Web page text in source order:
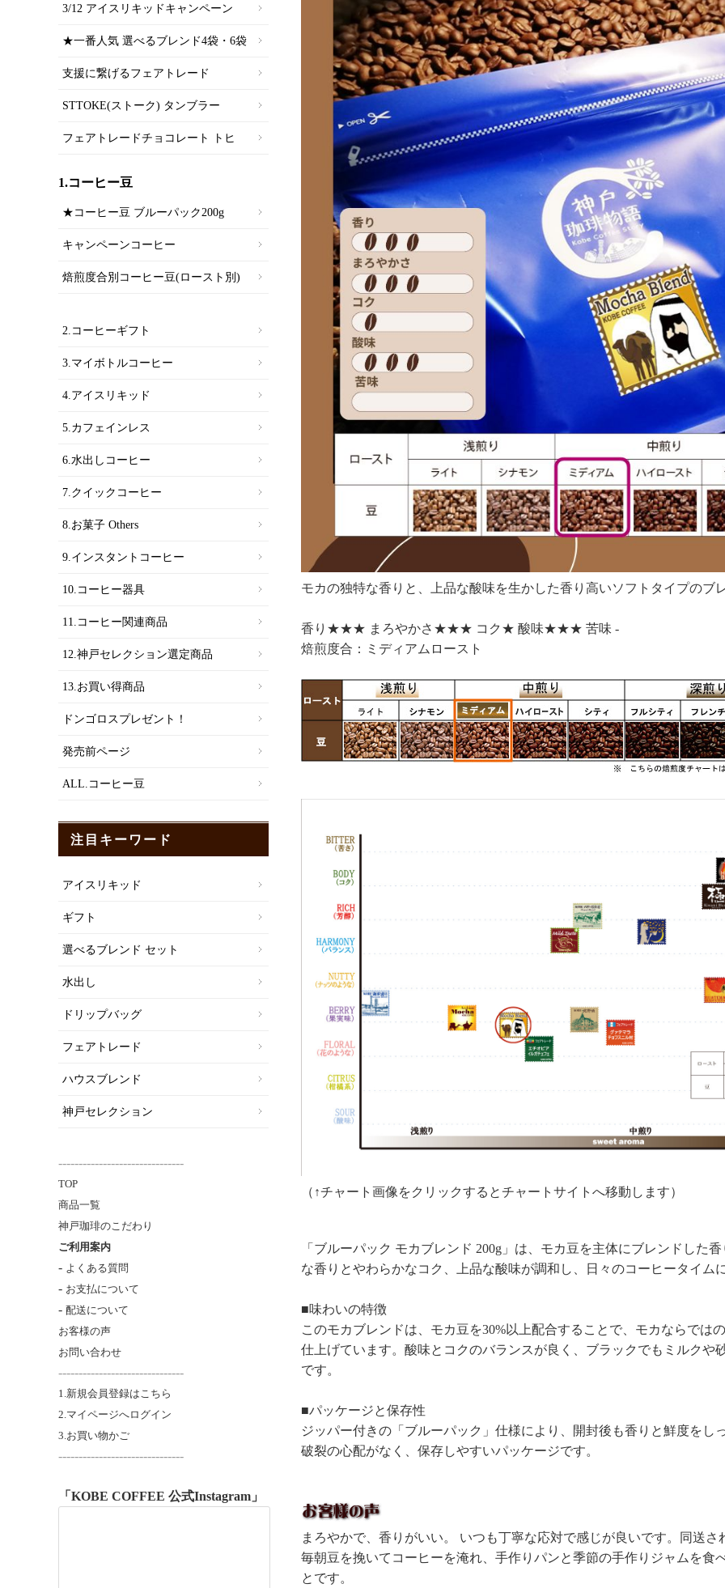
モカの独特な香りと、上品な酸味を生かした香り高いソフトタイプのブ
香り★★★ まろやかさ★★★ コク★ 酸味★★★ 苦味 -
焙煎度合：ミディアムロースト
（↑チャート画像をクリックするとチャートサイトへ移動します）
「ブルーパック モカブレンド 200g」は、モカ豆を主体にブレンドした
な香りとやわらかなコク、上品な酸味が調和し、日々のコーヒータイム
■味わいの特徴
このモカブレンドは、モカ豆を30%以上配合することで、モカならでは
仕上げています。酸味とコクのバランスが良く、ブラックでもミルクや
です。
■パッケージと保存性
ジッパー付きの「ブルーパック」仕様により、開封後も香りと鮮度を
破裂の心配がなく、保存しやすいパッケージです。
まろやかで、香りがいい。 いつも丁寧な応対で感じが良いです。同送
毎朝豆を挽いてコーヒーを淹れ、手作りパンと季節の手作りジャムを食
とです。
3/12 アイスリキッドキャンペーン
★一番人気 選べるブレンド4袋・6袋
支援に繋げるフェアトレード
STTOKE(ストーク) タンブラー
フェアトレードチョコレート トヒ
1.コーヒー豆
★コーヒー豆 ブルーパック200g
キャンペーンコーヒー
焙煎度合別コーヒー豆(ロースト別)
2.コーヒーギフト
3.マイボトルコーヒー
4.アイスリキッド
5.カフェインレス
6.水出しコーヒー
7.クイックコーヒー
8.お菓子 Others
9.インスタントコーヒー
10.コーヒー器具
11.コーヒー関連商品
12.神戸セレクション選定商品
13.お買い得商品
ドンゴロスプレゼント！
発売前ページ
ALL.コーヒー豆
注目キーワード
アイスリキッド
ギフト
選べるブレンド セット
水出し
ドリップバッグ
フェアトレード
ハウスブレンド
神戸セレクション
-------------------------------
TOP
商品一覧
神戸珈琲のこだわり
ご利用案内
- よくある質問
- お支払について
- 配送について
お客様の声
お問い合わせ
-------------------------------
1.新規会員登録はこちら
2.マイページへログイン
3.お買い物かご
-------------------------------
「KOBE COFFEE 公式Instagram」